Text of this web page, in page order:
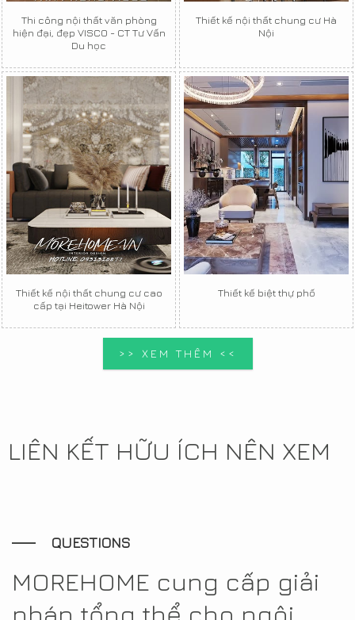
Thi công nội thất văn phòng
hiện đại, đẹp VISCO - CT Tư Vấn
Du học
Thiết kế nội thất chung cư Hà
Nội
Thiết kế nội thất chung cư cao
cấp tại Heitower Hà Nội
Thiết kế biệt thự phố
>> XEM THÊM <<
LIÊN KẾT HỮU ÍCH NÊN XEM
QUESTIONS
MOREHOME cung cấp giải
pháp tổng thể cho ngôi